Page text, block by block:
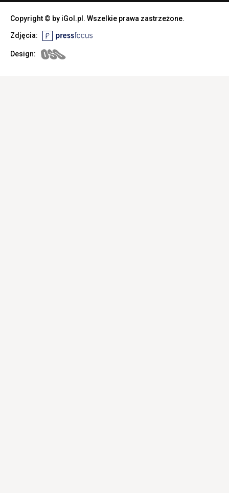
Copyright © by iGol.pl. Wszelkie prawa zastrzeżone.
Zdjęcia:
Design: